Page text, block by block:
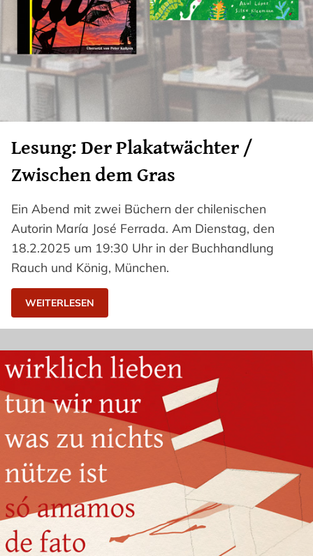
Lesung: Der Plakatwächter /
Zwischen dem Gras
Ein Abend mit zwei Büchern der chilenischen
Autorin María José Ferrada. Am Dienstag, den
18.2.2025 um 19:30 Uhr in der Buchhandlung
Rauch und König, München.
WEITERLESEN